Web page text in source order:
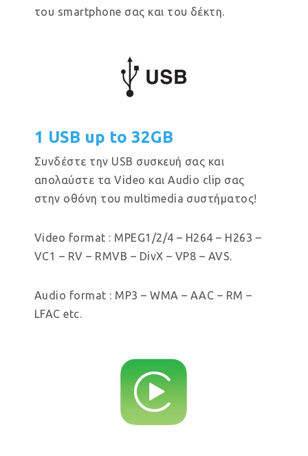
του smartphone σας και του δέκτη.
1 USB up to 32GB
Συνδέστε την USB συσκευή σας και
απολαύστε τα Video και Audio clip σας
στην οθόνη του multimedia συστήματος!
Video format : MPEG1/2/4 – H264 – H263 –
VC1 – RV – RMVB – DivX – VP8 – AVS.
Audio format : MP3 – WMA – AAC – RM –
LFAC etc.